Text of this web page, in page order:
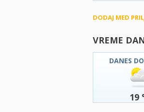
DODAJ MED
VREME
DANES
19